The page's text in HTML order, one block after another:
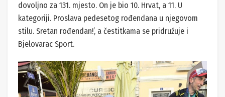
dovoljno za 131. mjesto. On je bio 10. Hrvat, a 11. U
kategoriji. Proslava pedesetog rođendana u njegovom
stilu. Sretan rođendan!’, a čestitkama se pridružuje i
Bjelovarac Sport.